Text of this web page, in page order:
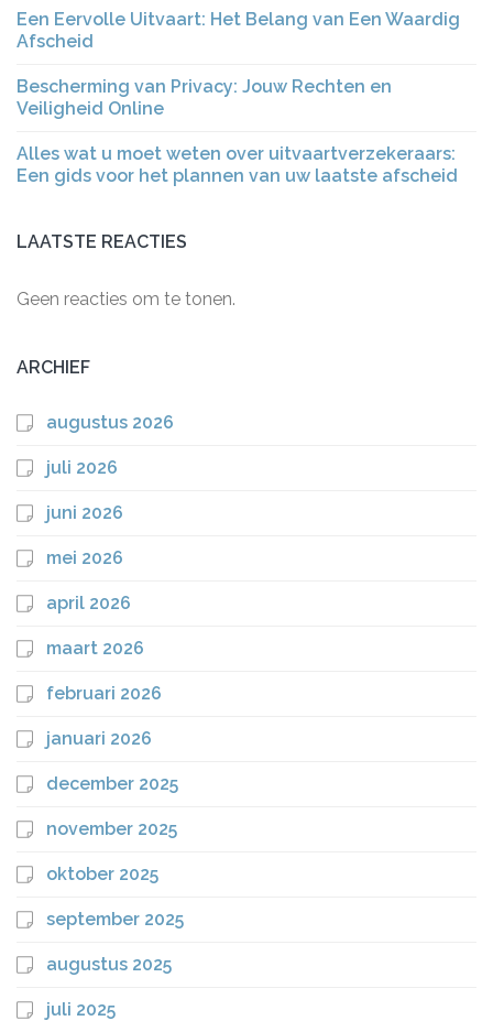
Een Eervolle Uitvaart: Het Belang van Een Waardig
Afscheid
Bescherming van Privacy: Jouw Rechten en
Veiligheid Online
Alles wat u moet weten over uitvaartverzekeraars:
Een gids voor het plannen van uw laatste afscheid
LAATSTE REACTIES
Geen reacties om te tonen.
ARCHIEF
augustus 2026
juli 2026
juni 2026
mei 2026
april 2026
maart 2026
februari 2026
januari 2026
december 2025
november 2025
oktober 2025
september 2025
augustus 2025
juli 2025